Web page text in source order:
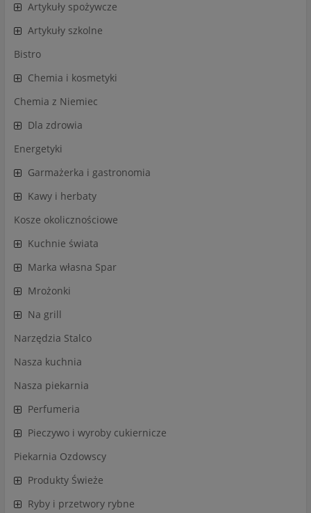
Artykuły spożywcze
Artykuły szkolne
Bistro
Chemia i kosmetyki
Chemia z Niemiec
Dla zdrowia
Energetyki
Garmażerka i gastronomia
Kawy i herbaty
Kosze okolicznościowe
Kuchnie świata
Marka własna Spar
Mrożonki
Na grill
Narzędzia Stalco
Nasza kuchnia
Nasza piekarnia
Perfumeria
Pieczywo i wyroby cukiernicze
Piekarnia Ozdowscy
Produkty Świeże
Ryby i przetwory rybne